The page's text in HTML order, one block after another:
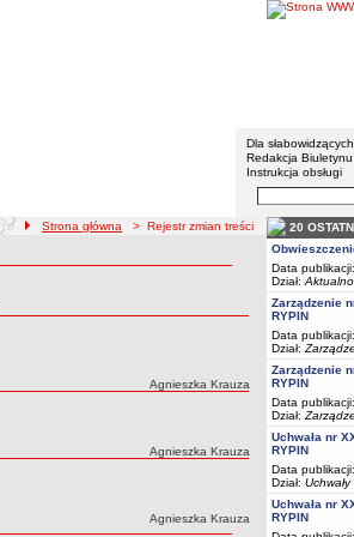
Gmina
Menu dodatkowe
Dla słabowidzących
Redakcja Biuletynu
Instrukcja obsługi
Wyszukiwarka
ścieżka nawigacji
Strona główna > Rejestr zmian treści
Autor:
Agnieszka Krauza
Autor:
Agnieszka Krauza
Autor:
Agnieszka Krauza
20
Data
Dział:
Zarządzenie
RYPIN
Data
Dział:
Zarządzenie
RYPIN
Data
Dział:
Uchwała nr
RYPIN
Data
Dział: Uchwały
Uchwała nr
RYPIN